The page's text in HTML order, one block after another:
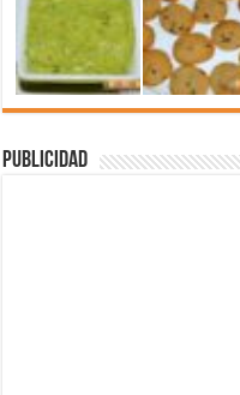
Publicidad